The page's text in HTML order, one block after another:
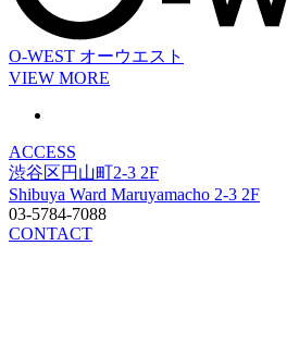
O-WEST オーウエスト
VIEW MORE
ACCESS
渋谷区円山町2-3 2F
Shibuya Ward Maruyamacho 2-3 2F
03-5784-7088
CONTACT